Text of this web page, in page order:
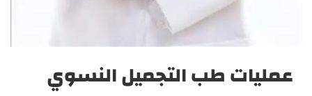
عمليات طب التجميل النسوي